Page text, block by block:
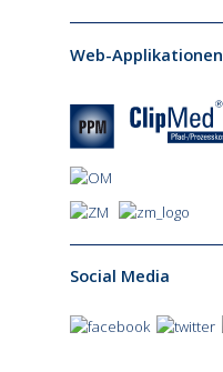
Web-Applikationen
Social Media